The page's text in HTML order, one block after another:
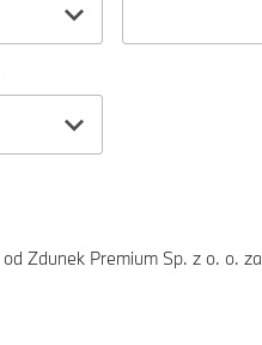
od Zdunek Premium Sp. z o. o. za